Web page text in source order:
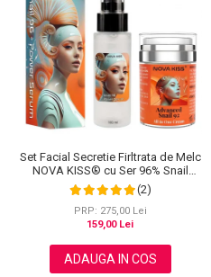
Set Facial Secretie Firltrata de Melc
NOVA KISS® cu Ser 96% Snail
Power si Crema Advanced Snail 92
All in One
(2)
PRP: 275,00 Lei
159,00 Lei
ADAUGA IN COS